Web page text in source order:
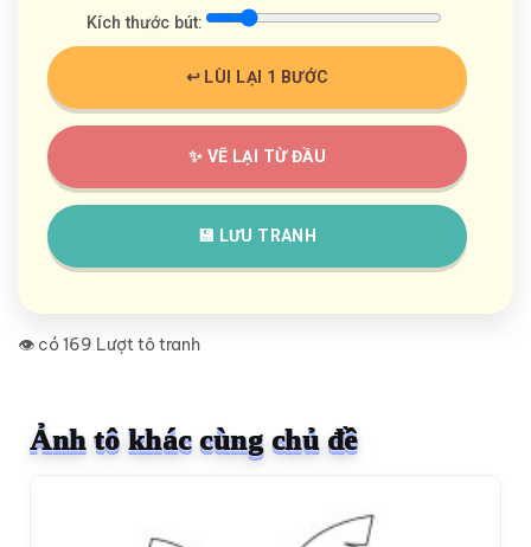
Kích thước bút:
↩️ LÙI LẠI 1 BƯỚC
✨ VẼ LẠI TỪ ĐẦU
💾 LƯU TRANH
👁️ có 169 Lượt tô tranh
Ảnh tô khác cùng chủ đề